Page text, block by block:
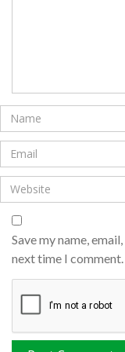
Save my name,
next time I comment.